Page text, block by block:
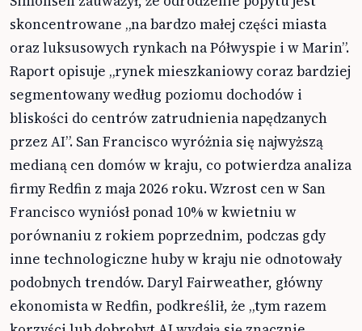
skoncentrowane „na bardzo małej części miasta
oraz luksusowych rynkach na Półwyspie i w Marin”.
Raport opisuje „rynek mieszkaniowy coraz bardziej
segmentowany według poziomu dochodów i
bliskości do centrów zatrudnienia napędzanych
przez AI”. San Francisco wyróżnia się najwyższą
medianą cen domów w kraju, co potwierdza analiza
firmy Redfin z maja 2026 roku. Wzrost cen w San
Francisco wyniósł ponad 10% w kwietniu w
porównaniu z rokiem poprzednim, podczas gdy
inne technologiczne huby w kraju nie odnotowały
podobnych trendów. Daryl Fairweather, główny
ekonomista w Redfin, podkreślił, że „tym razem